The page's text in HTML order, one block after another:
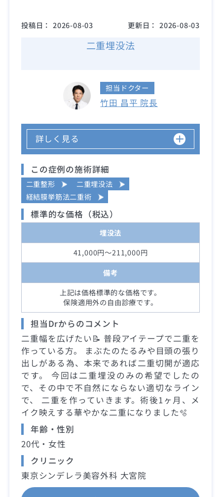
投稿日： 2026-08-03 更新日： 2026-08-03
二重埋没法
担当ドクター
竹田 昌平 院長
詳しく見る
この症例の施術詳細
二重整形
二重埋没法
経結膜挙筋法二重術
標準的な価格（税込）
埋没法
41,000円～211,000円
備考
上記は価格標準的な価格です。
保険適用外の自由診療です。
担当Drからのコメント
二重幅を広げたい📝 普段アイテープで二重を
作っている方。 まぶたのたるみや目頭の張り
出しがある為、本来であれば二重切開が適応
です。 今回は二重埋没のみの希望でしたの
で、その中で不自然にならない適切なライン
で、 二重を作っていきます。術後1ヶ月、メ
イク映えする華やかな二重になりました🫧
年齢・性別
20代・女性
クリニック
東京シンデレラ美容外科 大宮院